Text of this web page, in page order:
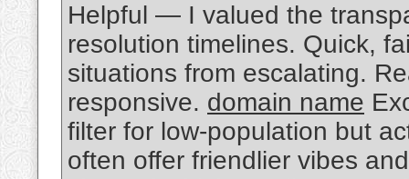
Helpful — I valued the
resolution timelines. Quick,
situations from escalating.
responsive. domain name
filter for low-population but
often offer friendlier vibes